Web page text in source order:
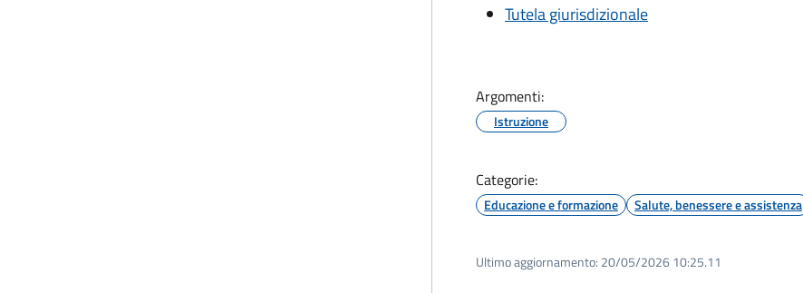
Tutela giurisdizionale
Argomenti:
Istruzione
Categorie:
Educazione e formazione Salute, benessere e assistenza
Ultimo aggiornamento: 20/05/2026 10:25.11